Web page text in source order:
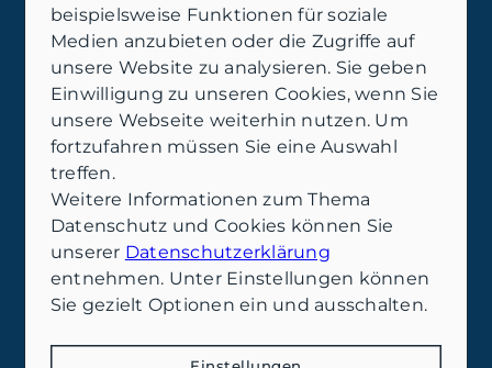
Klarer Abschluss statt
Bauchgefühl: Preisstrategie,
Verhandlung und ein
rechtssicherer Prozess
Wie du mit realistischer Immobilienbewertung, sauberer
Verzögerungen reduzierst – und den Verkauf planbar machst..
Gerade beimHausverkauf in Leerwird 2026
schnell sichtbar, ob ein Angebot „nur online
professionell vorbereitet ist. Eine realistische
beispielsweise Funktionen für soziale
Medien anzubieten oder die Zugriffe auf
unsere Website zu analysieren. Sie geben
Einwilligung zu unseren Cookies, wenn Sie
unsere Webseite weiterhin nutzen. Um
fortzufahren müssen Sie eine Auswahl
treffen.
Weitere Informationen zum Thema
Datenschutz und Cookies können Sie
unserer Datenschutzerklärung
entnehmen. Unter Einstellungen können
Sie gezielt Optionen ein und ausschalten.